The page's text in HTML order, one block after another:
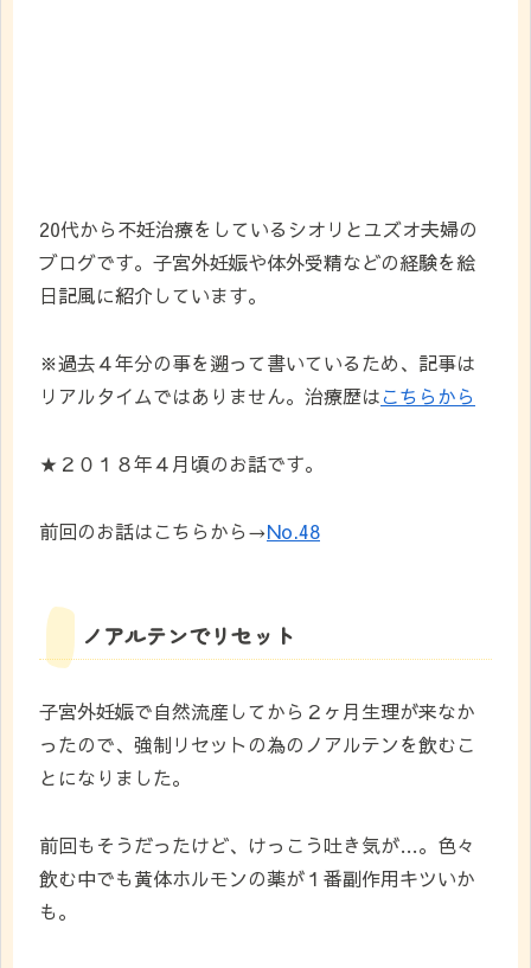
20代から不妊治療をしているシオリとユズオ夫婦の
ブログです。子宮外妊娠や体外受精などの経験を絵
日記風に紹介しています。
※過去４年分の事を遡って書いているため、記事は
リアルタイムではありません。治療歴はこちらから
★２０１８年４月頃のお話です。
前回のお話はこちらから→No.48
ノアルテンでリセット
子宮外妊娠で自然流産してから２ヶ月生理が来なか
ったので、強制リセットの為のノアルテンを飲むこ
とになりました。
前回もそうだったけど、けっこう吐き気が…。色々
飲む中でも黄体ホルモンの薬が１番副作用キツいか
も。